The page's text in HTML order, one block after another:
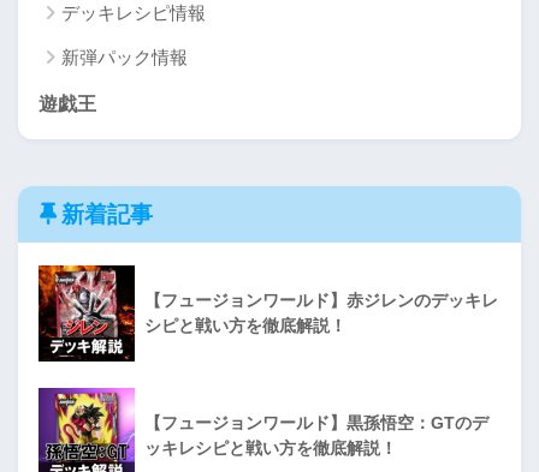
デッキレシピ情報
新弾パック情報
遊戯王
新着記事
【フュージョンワールド】赤ジレンのデッキレ
シピと戦い方を徹底解説！
【フュージョンワールド】黒孫悟空：GTのデ
ッキレシピと戦い方を徹底解説！